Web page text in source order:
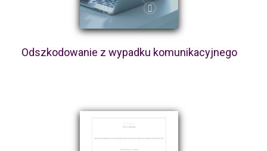
Odszkodowanie z wypadku komunikacyjnego